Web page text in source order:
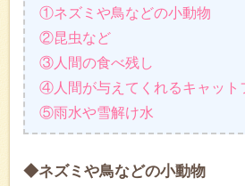
①ネズミや鳥などの小動物
②昆虫など
③人間の食べ残し
④人間が与えてくれるキャット
⑤雨水や雪解け水
◆ネズミや鳥などの小動物